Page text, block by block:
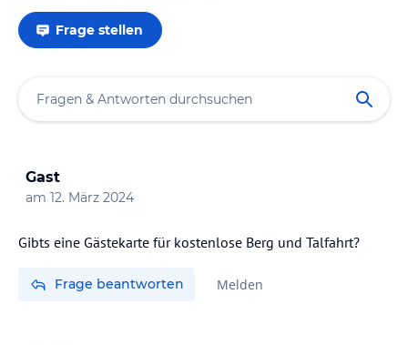
Frage stellen
Gast
am 12. März 2024
Gibts eine Gästekarte für kostenlose Berg und Talfahrt?
Frage beantworten Melden